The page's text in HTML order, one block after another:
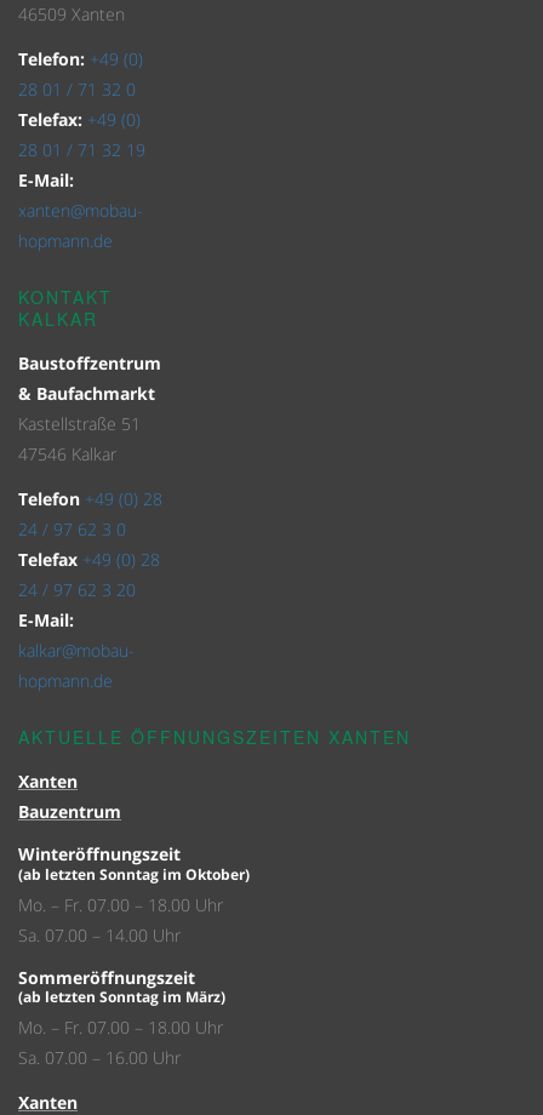
46509 Xanten
Telefon: +49 (0)
28 01 / 71 32 0
Telefax: +49 (0)
28 01 / 71 32 19
E-Mail:
xanten@mobau-
hopmann.de
KONTAKT
KALKAR
Baustoffzentrum
& Baufachmarkt
Kastellstraße 51
47546 Kalkar
Telefon +49 (0) 28
24 / 97 62 3 0
Telefax +49 (0) 28
24 / 97 62 3 20
E-Mail:
kalkar@mobau-
hopmann.de
AKTUELLE ÖFFNUNGSZEITEN XANTEN
Xanten
Bauzentrum
Winteröffnungszeit
(ab letzten Sonntag im Oktober)
Mo. – Fr. 07.00 – 18.00 Uhr
Sa. 07.00 – 14.00 Uhr
Sommeröffnungszeit
(ab letzten Sonntag im März)
Mo. – Fr. 07.00 – 18.00 Uhr
Sa. 07.00 – 16.00 Uhr
Xanten